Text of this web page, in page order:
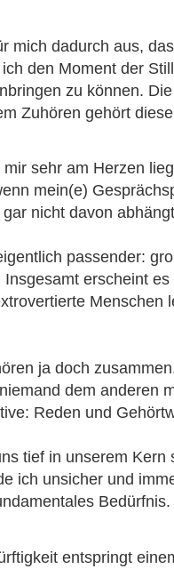
mich dadurch aus,
den Moment der
zu können.
Zuhören gehört
sehr am Herzen
mein(e)
nicht davon
passender:
erscheint
Menschen
ja doch
dem anderen
Reden und
tief in unserem
ich unsicher und
Bedürfnis.
entspringt